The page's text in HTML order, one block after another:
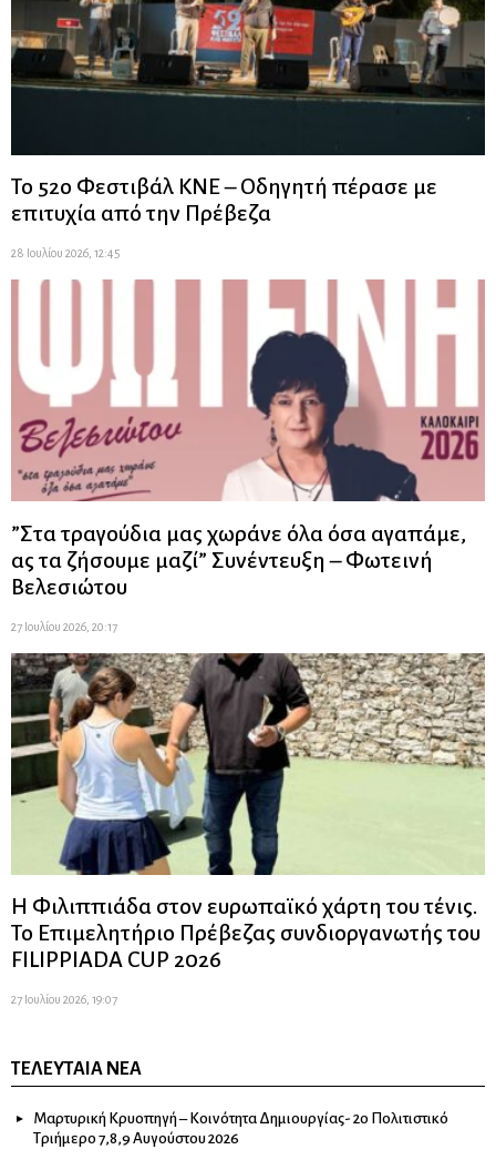
Το 52ο Φεστιβάλ ΚΝΕ – Οδηγητή πέρασε με
επιτυχία από την Πρέβεζα
28 Ιουλίου 2026, 12:45
”Στα τραγούδια μας χωράνε όλα όσα αγαπάμε,
ας τα ζήσουμε μαζί” Συνέντευξη – Φωτεινή
Βελεσιώτου
27 Ιουλίου 2026, 20:17
Η Φιλιππιάδα στον ευρωπαϊκό χάρτη του τένις.
Το Επιμελητήριο Πρέβεζας συνδιοργανωτής του
FILIPPIADA CUP 2026
27 Ιουλίου 2026, 19:07
ΤΕΛΕΥΤΑΊΑ ΝΈΑ
Μαρτυρική Κρυοπηγή – Κοινότητα Δημιουργίας- 2ο Πολιτιστικό
Τριήμερο 7,8,9 Αυγούστου 2026